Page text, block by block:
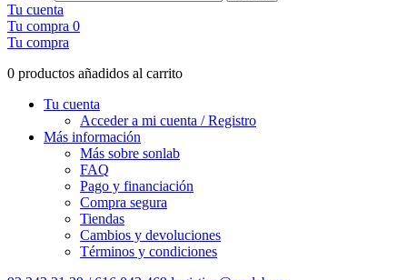
Tu cuenta
Tu compra 0
Tu compra
0 productos añadidos al carrito
Tu cuenta
Acceder a mi cuenta / Registro
Más información
Más sobre sonlab
FAQ
Pago y financiación
Compra segura
Tiendas
Cambios y devoluciones
Términos y condiciones